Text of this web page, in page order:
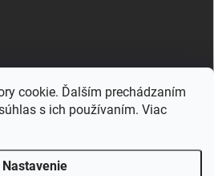
cookie. Ďalším prechádzaním
s ich používaním. Viac
Nastavenie
Prečo si ich kúpiť?
parfémov za bezkonkurenčné ceny